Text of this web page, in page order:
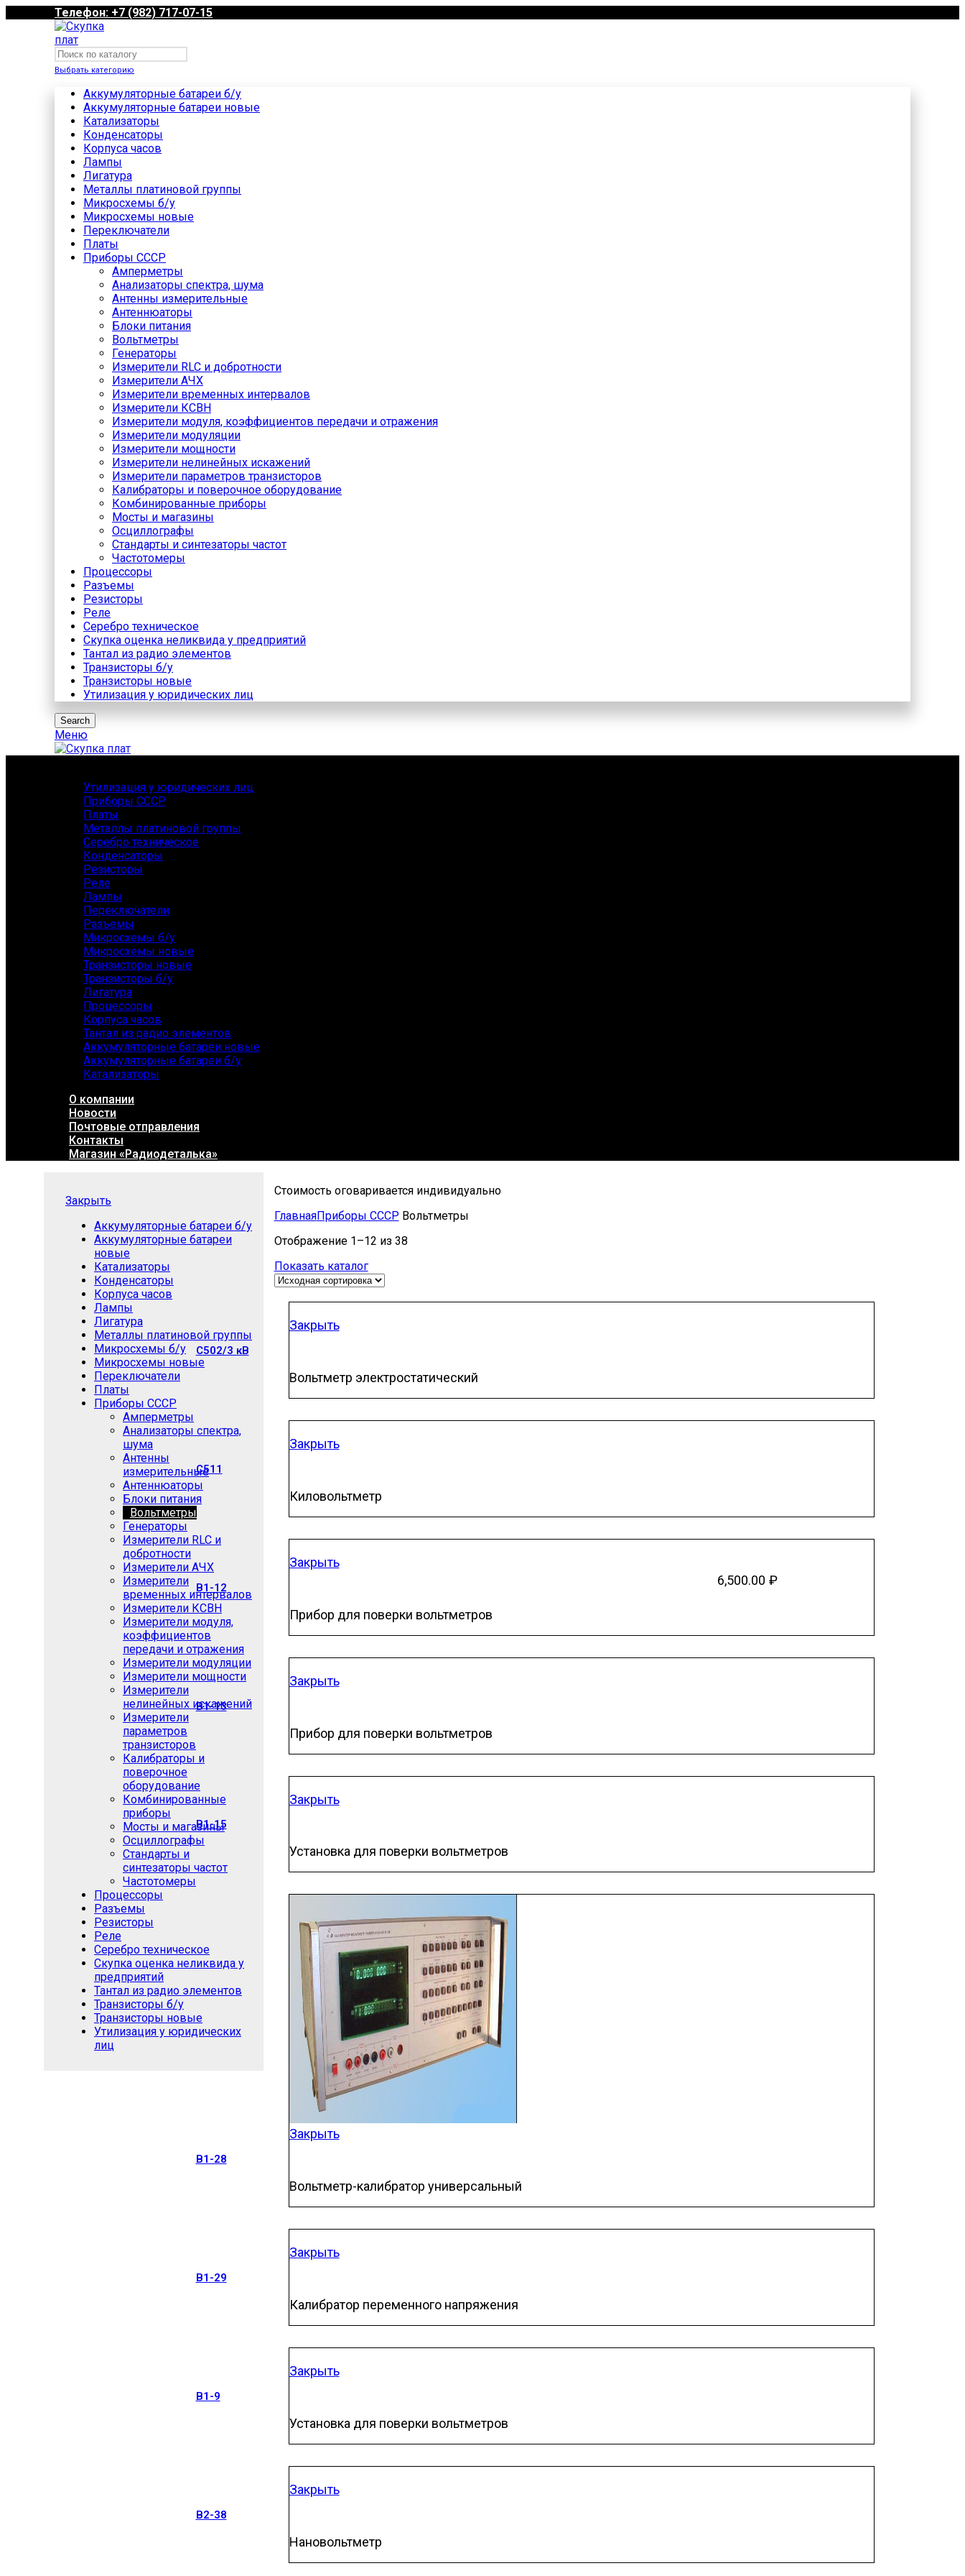
Телефон: +7 (982) 717-07-15
Выбрать категорию
Аккумуляторные батареи б/у
Аккумуляторные батареи новые
Катализаторы
Конденсаторы
Корпуса часов
Лампы
Лигатура
Металлы платиновой группы
Микросхемы б/у
Микросхемы новые
Переключатели
Платы
Приборы СССР
Амперметры
Анализаторы спектра, шума
Антенны измерительные
Антеннюаторы
Блоки питания
Вольтметры
Генераторы
Измерители RLC и добротности
Измерители АЧХ
Измерители временных интервалов
Измерители КСВН
Измерители модуля, коэффициентов передачи и отражения
Измерители модуляции
Измерители мощности
Измерители нелинейных искажений
Измерители параметров транзисторов
Калибраторы и поверочное оборудование
Комбинированные приборы
Мосты и магазины
Осциллографы
Стандарты и синтезаторы частот
Частотомеры
Процессоры
Разъемы
Резисторы
Реле
Серебро техническое
Скупка оценка неликвида у предприятий
Тантал из радио элементов
Транзисторы б/у
Транзисторы новые
Утилизация у юридических лиц
Search
Меню
Утилизация у юридических лиц
Приборы СССР
Платы
Металлы платиновой группы
Серебро техническое
Конденсаторы
Резисторы
Реле
Лампы
Переключатели
Разъемы
Микросхемы б/у
Микросхемы новые
Транзисторы новые
Транзисторы б/у
Лигатура
Процессоры
Корпуса часов
Тантал из радио элементов
Аккумуляторные батареи новые
Аккумуляторные батареи б/у
Катализаторы
О компании
Новости
Почтовые отправления
Контакты
Магазин «Радиодеталька»
Закрыть
Аккумуляторные батареи б/у
Аккумуляторные батареи
новые
Катализаторы
Конденсаторы
Корпуса часов
Лампы
Лигатура
Металлы платиновой группы
Микросхемы б/у
Микросхемы новые
Переключатели
Платы
Приборы СССР
Амперметры
Анализаторы спектра,
шума
Антенны
измерительные
Антеннюаторы
Блоки питания
Вольтметры
Генераторы
Измерители RLC и
добротности
Измерители АЧХ
Измерители
временных интервалов
Измерители КСВН
Измерители модуля,
коэффициентов
передачи и отражения
Измерители модуляции
Измерители мощности
Измерители
нелинейных искажений
Измерители
параметров
транзисторов
Калибраторы и
поверочное
оборудование
Комбинированные
приборы
Мосты и магазины
Осциллографы
Стандарты и
синтезаторы частот
Частотомеры
Процессоры
Разъемы
Резисторы
Реле
Серебро техническое
Скупка оценка неликвида у
предприятий
Тантал из радио элементов
Транзисторы б/у
Транзисторы новые
Утилизация у юридических
лиц
Стоимость оговаривается индивидуально
ГлавнаяПриборы СССР Вольтметры
Отображение 1–12 из 38
Показать каталог
Закрыть
C502/3 кВ
Вольтметр электростатический
Закрыть
C511
Киловольтметр
Закрыть
В1-12 ₽
6,500.00
Прибор для поверки вольтметров
Закрыть
В1-13
Прибор для поверки вольтметров
Закрыть
В1-15
Установка для поверки вольтметров
Закрыть
В1-28
Вольтметр-калибратор универсальный
Закрыть
В1-29
Калибратор переменного напряжения
Закрыть
В1-9
Установка для поверки вольтметров
Закрыть
В2-38
Нановольтметр